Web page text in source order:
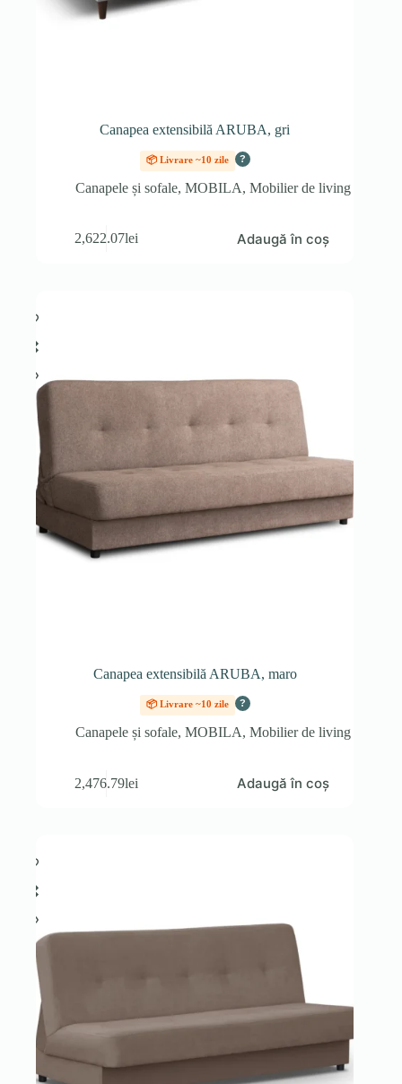
Canapea extensibilă ARUBA, gri
📦 Livrare ~10 zile ?
Canapele și sofale, MOBILA, Mobilier de living
2,622.07lei Adaugă în coș
Canapea extensibilă ARUBA, maro
📦 Livrare ~10 zile ?
Canapele și sofale, MOBILA, Mobilier de living
2,476.79lei Adaugă în coș